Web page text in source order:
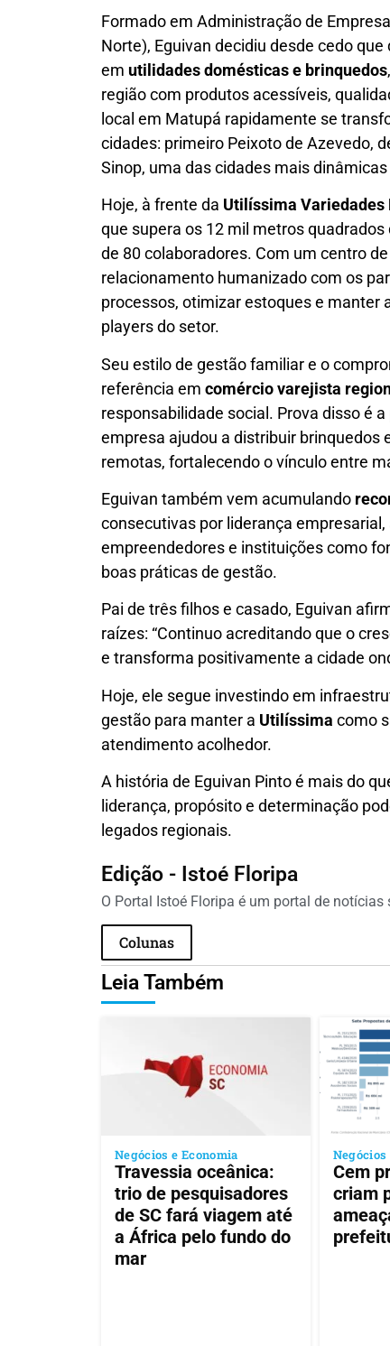
Formado em Administração de
Norte), Eguivan decidiu desde cedo
em utilidades domésticas e brinquedos
região com produtos acessíveis,
local em Matupá rapidamente se
cidades: primeiro Peixoto de Azevedo,
Sinop, uma das cidades mais
Hoje, à frente da Utilíssima Variedades
que supera os 12 mil metros
de 80 colaboradores. Com um centro
relacionamento humanizado com os
processos, otimizar estoques e
players do setor.
Seu estilo de gestão familiar e o
referência em comércio varejista
responsabilidade social. Prova disso é
empresa ajudou a distribuir brinquedos
remotas, fortalecendo o vínculo entre
Eguivan também vem acumulando
consecutivas por liderança
empreendedores e instituições como
boas práticas de gestão.
Pai de três filhos e casado, Eguivan
raízes: “Continuo acreditando que o
e transforma positivamente a cidade
Hoje, ele segue investindo em
gestão para manter a Utilíssima como
atendimento acolhedor.
A história de Eguivan Pinto é mais do
liderança, propósito e determinação
legados regionais.
Edição - Istoé Floripa
O Portal Istoé Floripa é um portal de notícias
Colunas
Leia Também
Negócios e Economia
Travessia oceânica:
trio de pesquisadores
de SC fará viagem até
a África pelo fundo do
mar
Negócios
Cem
criam